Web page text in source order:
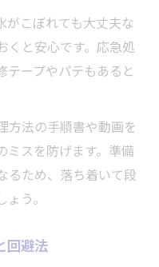
がこぼれても大丈夫な
くと安心です。応急処
テープやパテもあると
方法の手順書や動画を
ミスを防げます。準備
るため、落ち着いて段
う。
回避法